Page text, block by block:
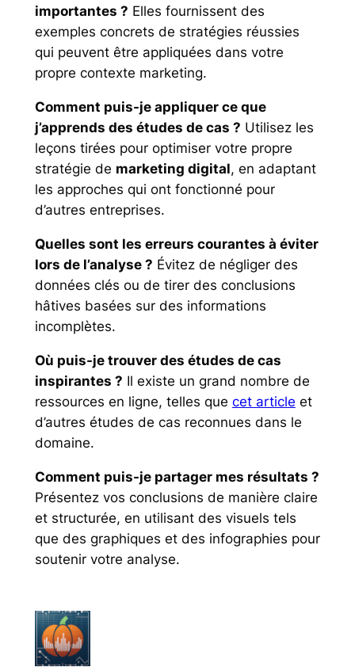
importantes ? Elles fournissent des
exemples concrets de stratégies réussies
qui peuvent être appliquées dans votre
propre contexte marketing.
Comment puis-je appliquer ce que
j’apprends des études de cas ? Utilisez les
leçons tirées pour optimiser votre propre
stratégie de marketing digital, en adaptant
les approches qui ont fonctionné pour
d’autres entreprises.
Quelles sont les erreurs courantes à éviter
lors de l’analyse ? Évitez de négliger des
données clés ou de tirer des conclusions
hâtives basées sur des informations
incomplètes.
Où puis-je trouver des études de cas
inspirantes ? Il existe un grand nombre de
ressources en ligne, telles que cet article et
d’autres études de cas reconnues dans le
domaine.
Comment puis-je partager mes résultats ?
Présentez vos conclusions de manière claire
et structurée, en utilisant des visuels tels
que des graphiques et des infographies pour
soutenir votre analyse.